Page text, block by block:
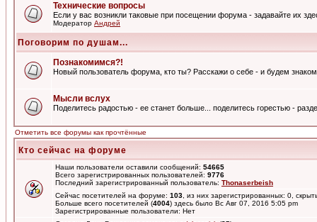
Технические вопросы
Если у вас возникли таковые при посещении форума - задавайте их
Модератор Андрей
Поговорим по душам...
Познакомимся?!
Новый пользователь форума, кто ты? Расскажи о себе - и будем
Мысли вслух
Поделитесь радостью - ее станет больше... поделитесь горестью -
Отметить все форумы как прочтённые
Кто сейчас на форуме
Наши пользователи оставили сообщений: 54665
Всего зарегистрированных пользователей: 9776
Последний зарегистрированный пользователь: Thonaserbeish
Сейчас посетителей на форуме: 103 , из них зарегистрированных: 0,
Больше всего посетителей (4004) здесь было Вс Авг 07, 2016 5:05 pm
Зарегистрированные пользователи: Нет